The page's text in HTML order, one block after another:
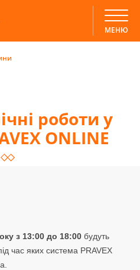
МЕНЮ
роботи у
ONLINE
з 13:00 до 18:00 будуть
час яких система PRAVEX